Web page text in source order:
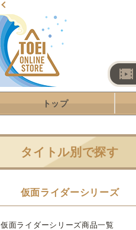
トップ
タイトル別で探す
仮面ライダーシリーズ
仮面ライダーシリーズ商品一覧